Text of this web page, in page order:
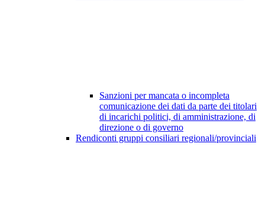
Sanzioni per mancata o incompleta
comunicazione dei dati da parte dei titolari
di incarichi politici, di amministrazione, di
direzione o di governo
Rendiconti gruppi consiliari regionali/provinciali